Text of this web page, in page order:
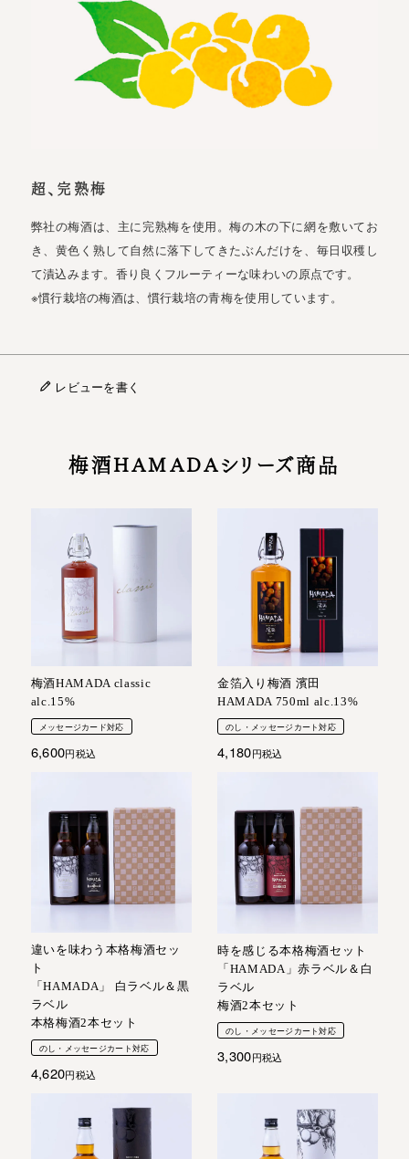
超、完熟梅
弊社の梅酒は、主に完熟梅を使用。梅の木の下に網を敷いてお
き、黄色く熟して自然に落下してきたぶんだけを、毎日収穫し
て漬込みます。香り良くフルーティーな味わいの原点です。
※慣行栽培の梅酒は、慣行栽培の青梅を使用しています。
レビューを書く
梅酒HAMADAシリーズ商品
梅酒HAMADA classic
alc.15%
メッセージカード対応
6,600 税込
金箔入り梅酒 濱田
HAMADA 750ml alc.13%
のし・メッセージカート対応
4,180 税込
違いを味わう本格梅酒セッ
ト
「HAMADA」 白ラベル＆黒
ラベル
本格梅酒2本セット
のし・メッセージカート対応
4,620 税込
時を感じる本格梅酒セット
「HAMADA」赤ラベル＆白
ラベル
梅酒2本セット
のし・メッセージカート対応
3,300 税込